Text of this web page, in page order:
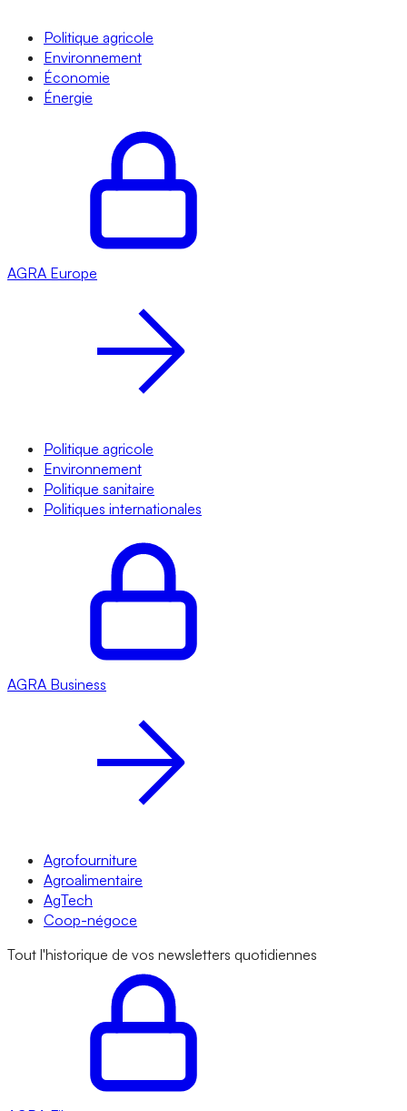
Politique agricole
Environnement
Économie
Énergie
AGRA Europe
Politique agricole
Environnement
Politique sanitaire
Politiques internationales
AGRA Business
Agrofourniture
Agroalimentaire
AgTech
Coop-négoce
Tout l'historique de vos newsletters quotidiennes